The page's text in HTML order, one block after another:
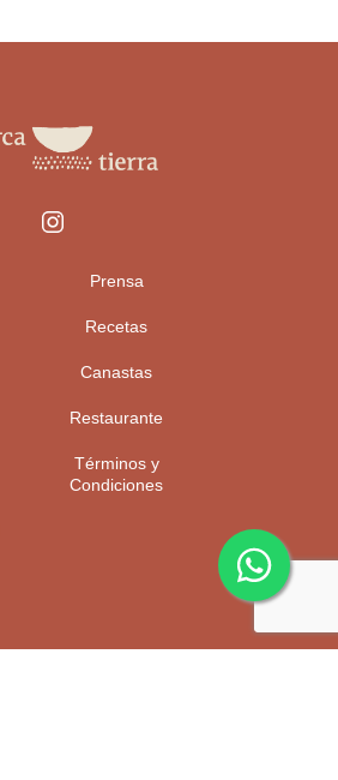
Prensa
Recetas
Canastas
Restaurante
Términos y
Condiciones